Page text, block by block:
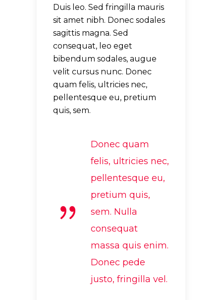
Duis leo. Sed fringilla mauris
sit amet nibh. Donec sodales
sagittis magna. Sed
consequat, leo eget
bibendum sodales, augue
velit cursus nunc. Donec
quam felis, ultricies nec,
pellentesque eu, pretium
quis, sem.
Donec quam
felis, ultricies nec,
pellentesque eu,
pretium quis,
sem. Nulla
consequat
massa quis enim.
Donec pede
justo, fringilla vel.